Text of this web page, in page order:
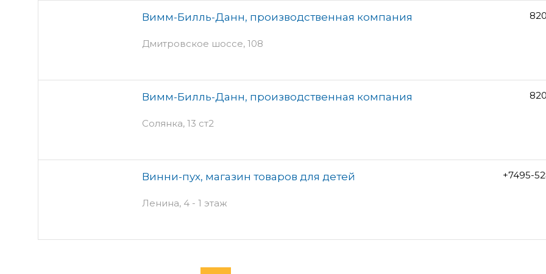
Вимм-Билль-Данн, производственная компания
Дмитровское шоссе, 108
Вимм-Билль-Данн, производственная компания
Солянка, 13 ст2
Винни-пух, магазин товаров для детей
Ленина, 4 - 1 этаж
+7495-